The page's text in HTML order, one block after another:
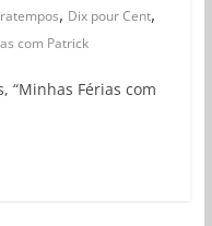
, Dix pour Cent,
com Patrick
“Minhas Férias com